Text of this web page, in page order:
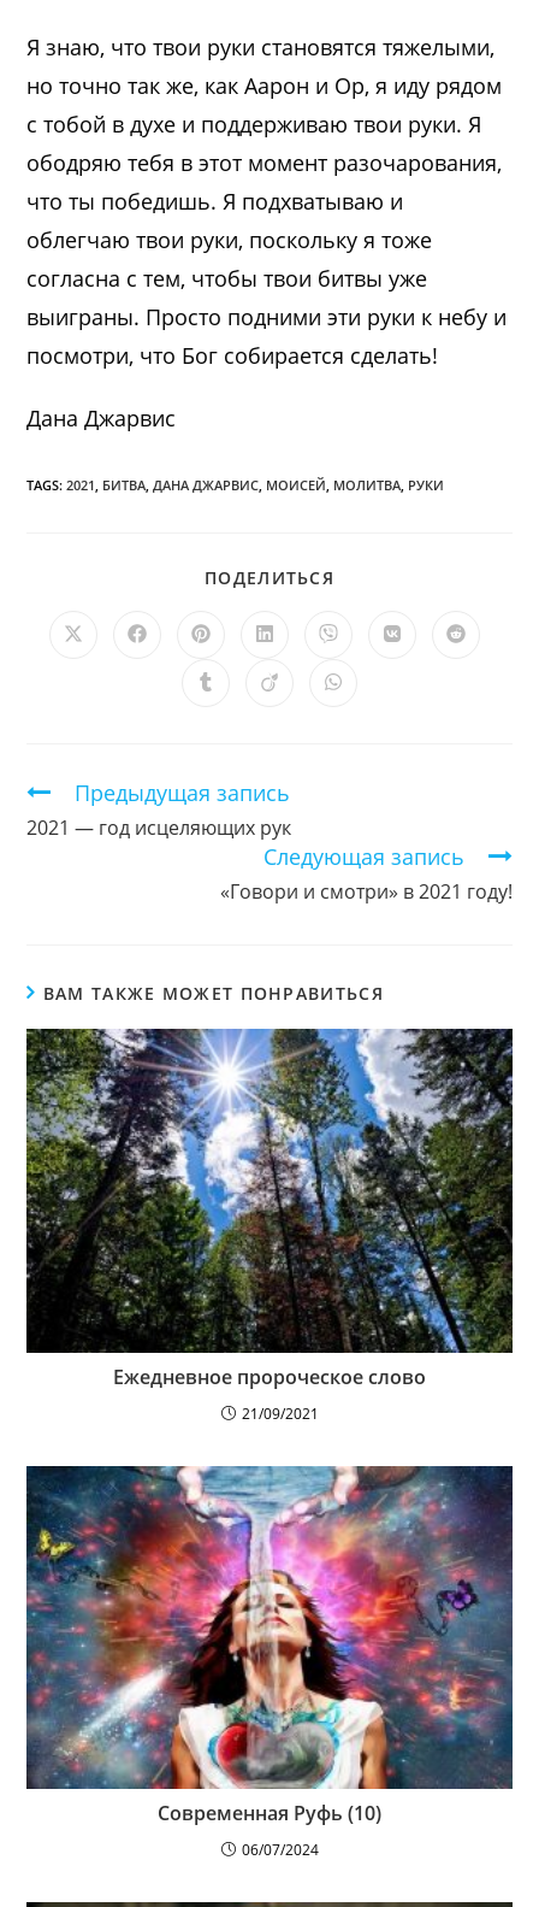
Я знаю, что твои руки становятся тяжелыми,
но точно так же, как Аарон и Ор, я иду рядом
с тобой в духе и поддерживаю твои руки. Я
ободряю тебя в этот момент разочарования,
что ты победишь. Я подхватываю и
облегчаю твои руки, поскольку я тоже
согласна с тем, чтобы твои битвы уже
выиграны. Просто подними эти руки к небу и
посмотри, что Бог собирается сделать!
Дана Джарвис
TAGS:2021 БИТВА ДАНА ДЖАРВИС МОИСЕЙ МОЛИТВА РУКИ
ПОДЕЛИТЬСЯ
Открывается
Открывается
новом
Открывается
в
новом
Открывается
новом
Открывается
новом
Открывается
Открывается
ОткрываетсяОткрывается
Продолжить
чтение
Предыдущая запись
2021 — год исцеляющих рук
Следующая запись
«Говори и смотри» в 2021 году!
ВАМ ТАКЖЕ МОЖЕТ ПОНРАВИТЬСЯ
Ежедневное пророческое слово
21/09/2021
Современная Руфь (10)
06/07/2024